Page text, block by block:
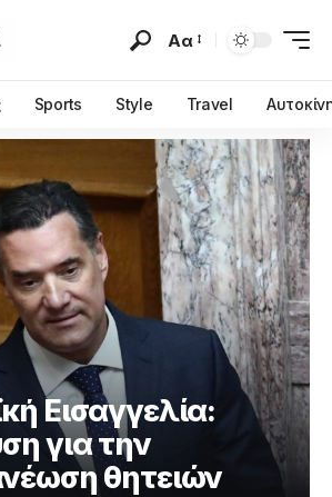
Αα
Sports Style Travel
Εισαγγελία:
για την
θητειών